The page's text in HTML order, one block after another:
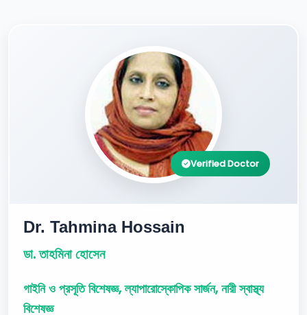
Verified Doctor
Dr. Tahmina Hossain
ডা. তাহমিনা হোসেন
গাইনি ও প্রসূতি বিশেষজ্ঞ, ল্যাপারোস্কোপিক সার্জন, নারী স্বাস্থ্য
বিশেষজ্ঞ